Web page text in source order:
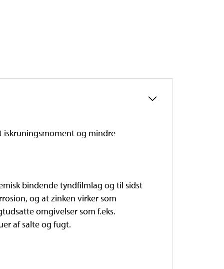
iskruningsmoment og mindre
bindende tyndfilmlag og til sidst
og at zinken virker som
omgivelser som f.eks.
af salte og fugt.